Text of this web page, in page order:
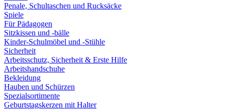
Penale, Schultaschen und Rucksäcke
Spiele
Für Pädagogen
Sitzkissen und -bälle
Kinder-Schulmöbel und -Stühle
Sicherheit
Arbeitsschutz, Sicherheit & Erste Hilfe
Arbeitshandschuhe
Bekleidung
Hauben und Schürzen
Spezialsortimente
Geburtstagskerzen mit Halter